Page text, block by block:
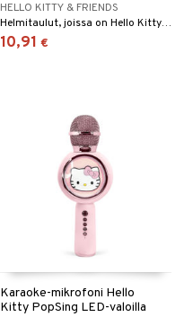
HELLO KITTY & FRIENDS
Helmitaulut, joissa on Hello Kitty -teema.
10,91 €
Karaoke-mikrofoni Hello
Kitty PopSing LED-valoilla